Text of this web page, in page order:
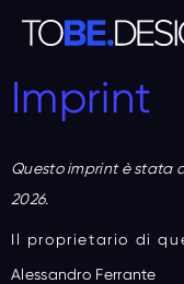
Imprint
Questo imprint è stata
2026.
Il proprietario di
Alessandro Ferrante